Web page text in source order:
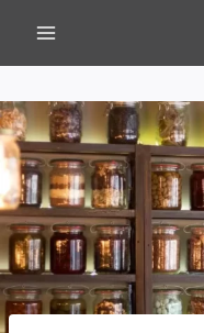
content